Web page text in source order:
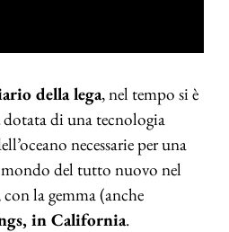
della lega, nel tempo si è
dotata di una tecnologia
necessarie per una
mondo del tutto nuovo nel
la gemma (anche
in California.